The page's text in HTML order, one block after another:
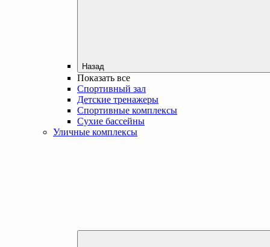
Назад
Показать все
Спортивный зал
Детские тренажеры
Спортивные комплексы
Сухие бассейны
Уличные комплексы